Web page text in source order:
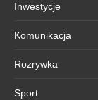
Inwestycje
Komunikacja
Rozrywka
Sport